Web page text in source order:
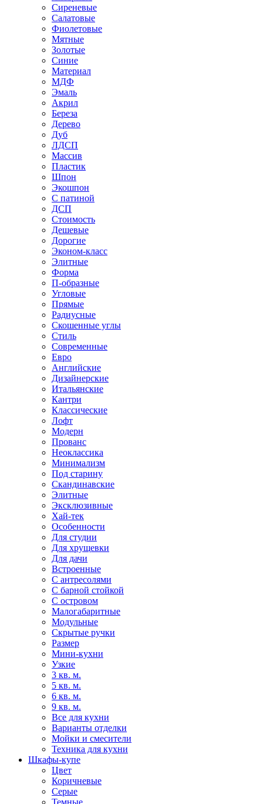
Сиреневые
Салатовые
Фиолетовые
Мятные
Золотые
Синие
Материал
МДФ
Эмаль
Акрил
Береза
Дерево
Дуб
ЛДСП
Массив
Пластик
Шпон
Экошпон
С патиной
ДСП
Стоимость
Дешевые
Дорогие
Эконом-класс
Элитные
Форма
П-образные
Угловые
Прямые
Радиусные
Скошенные углы
Стиль
Современные
Евро
Английские
Дизайнерские
Итальянские
Кантри
Классические
Лофт
Модерн
Прованс
Неоклассика
Минимализм
Под старину
Скандинавские
Элитные
Эксклюзивные
Хай-тек
Особенности
Для студии
Для хрущевки
Для дачи
Встроенные
С антресолями
С барной стойкой
С островом
Малогабаритные
Модульные
Скрытые ручки
Размер
Мини-кухни
Узкие
3 кв. м.
5 кв. м.
6 кв. м.
9 кв. м.
Все для кухни
Варианты отделки
Мойки и смесители
Техника для кухни
Шкафы-купе
Цвет
Коричневые
Серые
Темные